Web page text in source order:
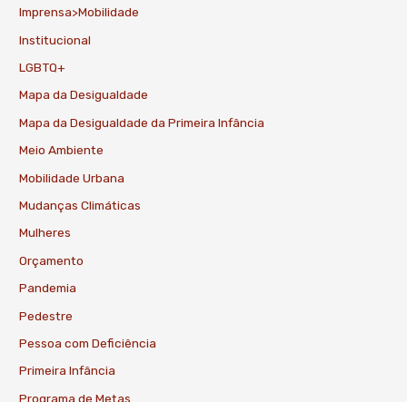
Imprensa>Mobilidade
Institucional
LGBTQ+
Mapa da Desigualdade
Mapa da Desigualdade da Primeira Infância
Meio Ambiente
Mobilidade Urbana
Mudanças Climáticas
Mulheres
Orçamento
Pandemia
Pedestre
Pessoa com Deficiência
Primeira Infância
Programa de Metas